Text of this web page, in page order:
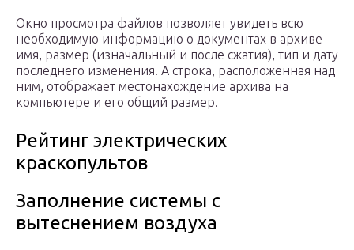
Окно просмотра файлов позволяет увидеть всю
необходимую информацию о документах в архиве –
имя, размер (изначальный и после сжатия), тип и дату
последнего изменения. А строка, расположенная над
ним, отображает местонахождение архива на
компьютере и его общий размер.
Рейтинг электрических
краскопультов
Заполнение системы с
вытеснением воздуха